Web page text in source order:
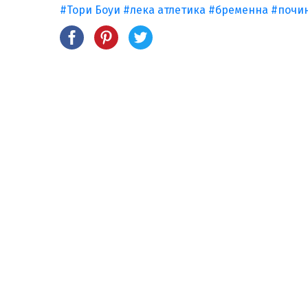
#Тори Боуи #лека атлетика #бременна